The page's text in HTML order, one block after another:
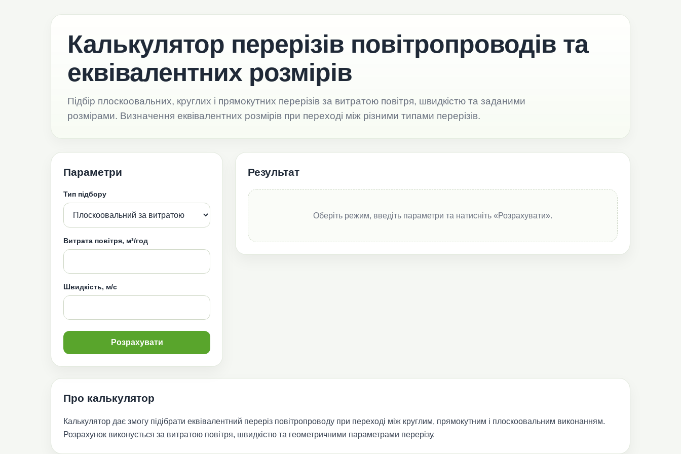
Калькулятор перерізів повітропроводів та
еквівалентних розмірів
Підбір плоскоовальних, круглих і прямокутних перерізів за витратою повітря, швидкістю та заданими
розмірами. Визначення еквівалентних розмірів при переході між різними типами перерізів.
Параметри
Тип підбору
Витрата повітря, м³/год
Швидкість, м/с
Розрахувати
Результат
Оберіть режим, введіть параметри та натисніть «Розрахувати».
Про калькулятор
Калькулятор дає змогу підібрати еквівалентний переріз повітропроводу при переході між круглим, прямокутним і плоскоовальним виконанням.
Розрахунок виконується за витратою повітря, швидкістю та геометричними параметрами перерізу.